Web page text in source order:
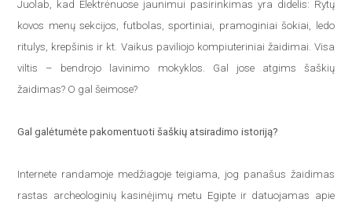
Juolab, kad Elektrėnuose jaunimui pasirinkimas yra didelis: Rytų
kovos menų sekcijos, futbolas, sportiniai, pramoginiai šokiai, ledo
ritulys, krepšinis ir kt. Vaikus paviliojo kompiuteriniai žaidimai. Visa
viltis – bendrojo lavinimo mokyklos. Gal jose atgims šaškių
žaidimas? O gal šeimose?
Gal galėtumėte pakomentuoti šaškių atsiradimo istoriją?
Internete randamoje medžiagoje teigiama, jog panašus žaidimas
rastas archeologinių kasinėjimų metu Egipte ir datuojamas apie